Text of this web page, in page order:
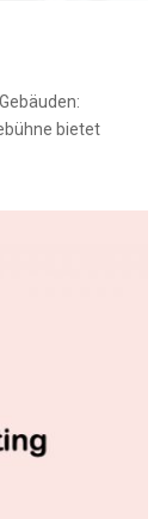
bietet